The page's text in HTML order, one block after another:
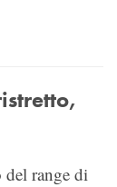
del range di